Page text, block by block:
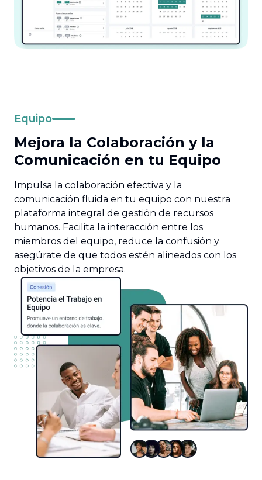
Equipo
Mejora la Colaboración y la
Comunicación en tu Equipo
Impulsa la colaboración efectiva y la
comunicación fluida en tu equipo con nuestra
plataforma integral de gestión de recursos
humanos. Facilita la interacción entre los
miembros del equipo, reduce la confusión y
asegúrate de que todos estén alineados con los
objetivos de la empresa.